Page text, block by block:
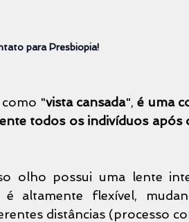
para Presbiopia!
"vista cansada", é uma
todos os indivíduos após
altamente flexível,
distâncias (processo